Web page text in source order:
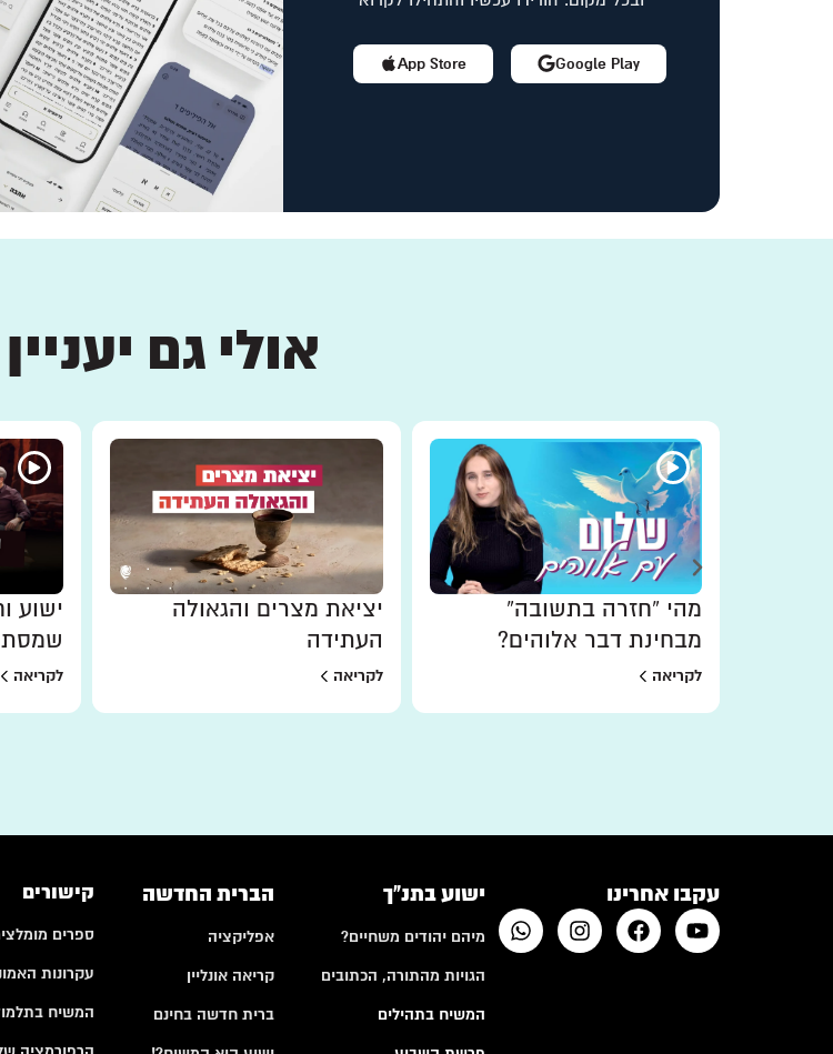
App Store Google Play
אולי גם
מהי “חזרה בתשובה”
מבחינת דבר אלוהים?
לקריאה
יציאת מצרים והגאולה
העתידה
לקריאה
ישוע
לקריאה
עקבו אחרינו ישוע בתנ"ך
מיהם יהודים משחיים?
הגויות מהתורה, הכתובים
המשיח בתהילים
הברית החדשה
אפליקציה
קריאה אונליין
ברית חדשה בחינם
קישורים
ספרים
עקרונות
המשיח